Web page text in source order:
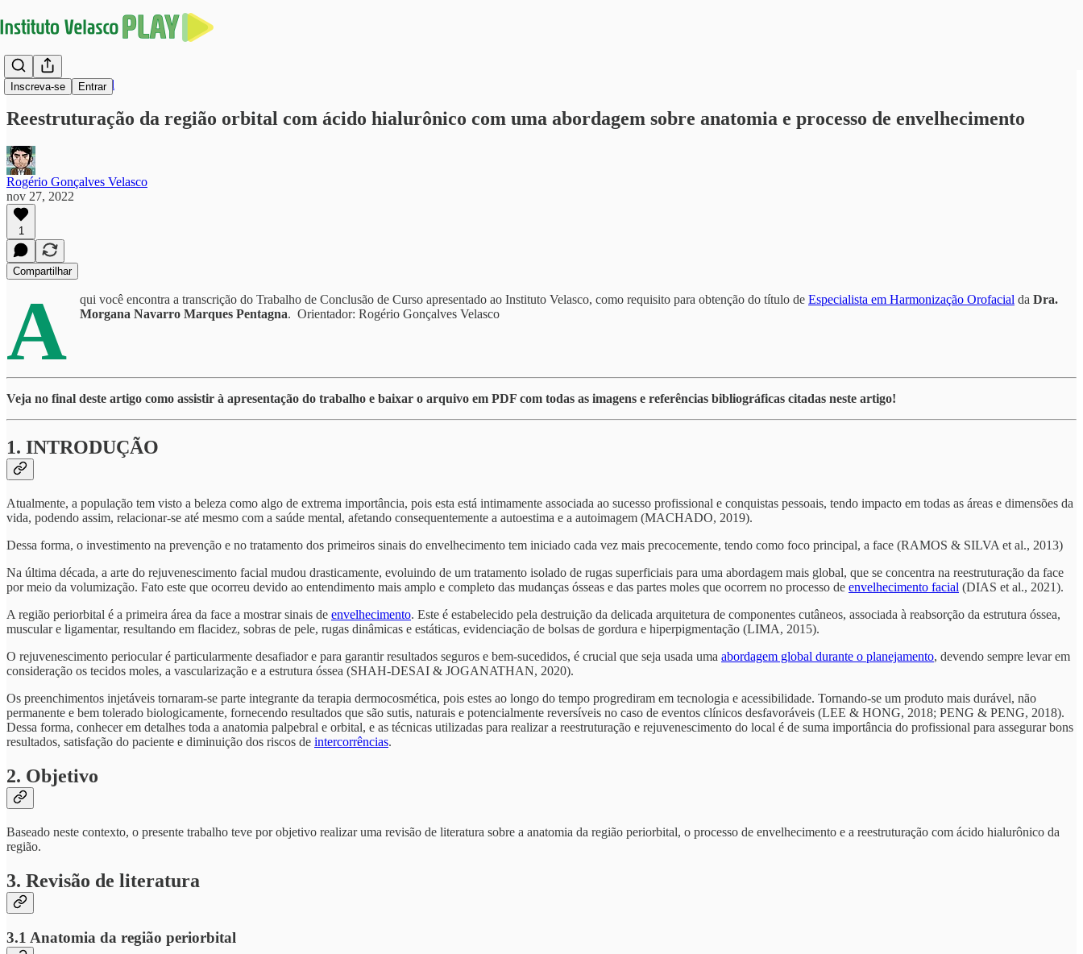
Inscreva-se Entrar
Harmonização Facial
Reestruturação da região orbital com ácido hialurônico com uma abordagem sobre anatomia e processo de envelhecimento
Rogério Gonçalves Velasco
nov 27, 2022
1
Compartilhar
A qui você encontra a transcrição do Trabalho de Conclusão de Curso apresentado ao Instituto Velasco, como requisito para obtenção do título de Especialista em Harmonização Orofacial da Dra.
Morgana Navarro Marques Pentagna. Orientador: Rogério Gonçalves Velasco
Veja no final deste artigo como assistir à apresentação do trabalho e baixar o arquivo em PDF com todas as imagens e referências bibliográficas citadas neste artigo!
1. INTRODUÇÃO
Atualmente, a população tem visto a beleza como algo de extrema importância, pois esta está intimamente associada ao sucesso profissional e conquistas pessoais, tendo impacto em todas as áreas e dimensões da
vida, podendo assim, relacionar-se até mesmo com a saúde mental, afetando consequentemente a autoestima e a autoimagem (MACHADO, 2019).
Dessa forma, o investimento na prevenção e no tratamento dos primeiros sinais do envelhecimento tem iniciado cada vez mais precocemente, tendo como foco principal, a face (RAMOS & SILVA et al., 2013)
Na última década, a arte do rejuvenescimento facial mudou drasticamente, evoluindo de um tratamento isolado de rugas superficiais para uma abordagem mais global, que se concentra na reestruturação da face
por meio da volumização. Fato este que ocorreu devido ao entendimento mais amplo e completo das mudanças ósseas e das partes moles que ocorrem no processo de envelhecimento facial (DIAS et al., 2021).
A região periorbital é a primeira área da face a mostrar sinais de envelhecimento. Este é estabelecido pela destruição da delicada arquitetura de componentes cutâneos, associada à reabsorção da estrutura óssea,
muscular e ligamentar, resultando em flacidez, sobras de pele, rugas dinâmicas e estáticas, evidenciação de bolsas de gordura e hiperpigmentação (LIMA, 2015).
O rejuvenescimento periocular é particularmente desafiador e para garantir resultados seguros e bem-sucedidos, é crucial que seja usada uma abordagem global durante o planejamento, devendo sempre levar em
consideração os tecidos moles, a vascularização e a estrutura óssea (SHAH-DESAI & JOGANATHAN, 2020).
Os preenchimentos injetáveis tornaram-se parte integrante da terapia dermocosmética, pois estes ao longo do tempo progrediram em tecnologia e acessibilidade. Tornando-se um produto mais durável, não
permanente e bem tolerado biologicamente, fornecendo resultados que são sutis, naturais e potencialmente reversíveis no caso de eventos clínicos desfavoráveis (LEE & HONG, 2018; PENG & PENG, 2018).
Dessa forma, conhecer em detalhes toda a anatomia palpebral e orbital, e as técnicas utilizadas para realizar a reestruturação e rejuvenescimento do local é de suma importância do profissional para assegurar bons
resultados, satisfação do paciente e diminuição dos riscos de intercorrências.
2. Objetivo
Baseado neste contexto, o presente trabalho teve por objetivo realizar uma revisão de literatura sobre a anatomia da região periorbital, o processo de envelhecimento e a reestruturação com ácido hialurônico da
região.
3. Revisão de literatura
3.1 Anatomia da região periorbital